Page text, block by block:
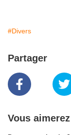
#Divers
Partager
Vous